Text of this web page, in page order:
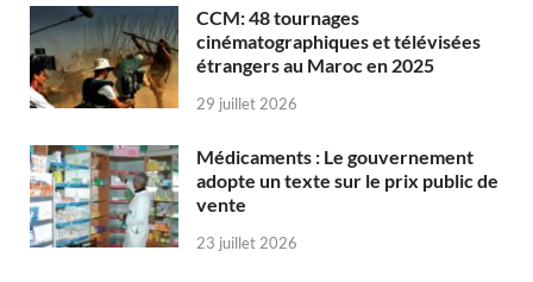
CCM: 48 tournages
cinématographiques et télévisées
étrangers au Maroc en 2025
29 juillet 2026
Médicaments : Le gouvernement
adopte un texte sur le prix public de
vente
23 juillet 2026